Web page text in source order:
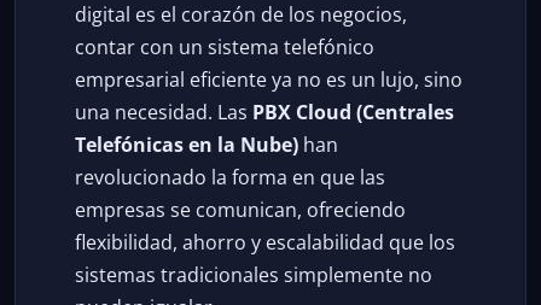
digital es el corazón de los negocios,
contar con un sistema telefónico
empresarial eficiente ya no es un lujo, sino
una necesidad. Las PBX Cloud (Centrales
Telefónicas en la Nube) han
revolucionado la forma en que las
empresas se comunican, ofreciendo
flexibilidad, ahorro y escalabilidad que los
sistemas tradicionales simplemente no